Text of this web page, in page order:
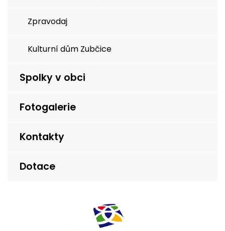
Zpravodaj
Kulturní dům Zubčice
Spolky v obci
Fotogalerie
Kontakty
Dotace